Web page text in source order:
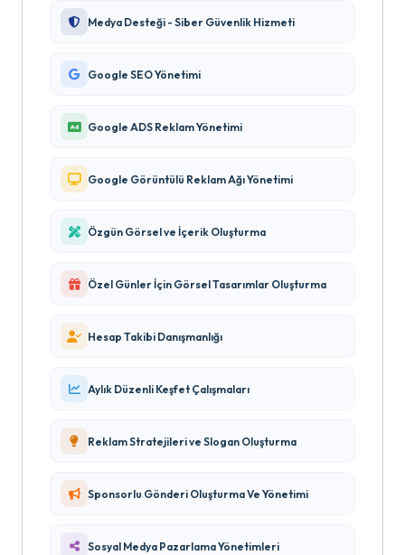
Medya Desteği - Siber Güvenlik Hizmeti
Google SEO Yönetimi
Google ADS Reklam Yönetimi
Google Görüntülü Reklam Ağı Yönetimi
Özgün Görsel ve İçerik Oluşturma
Özel Günler İçin Görsel Tasarımlar Oluşturma
Hesap Takibi Danışmanlığı
Aylık Düzenli Keşfet Çalışmaları
Reklam Stratejileri ve Slogan Oluşturma
Sponsorlu Gönderi Oluşturma Ve Yönetimi
Sosyal Medya Pazarlama Yönetimleri